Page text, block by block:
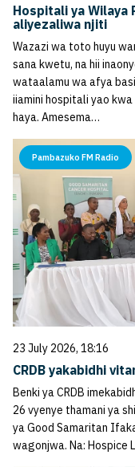
Hospitali ya Wilaya
aliyezaliwa njiti
Wazazi wa toto huyu
sana kwetu, na hii
wataalamu wa afya
iiamini hospitali yao
haya. Amesema…
Pambazuko FM Radio
23 July 2026, 18:16
CRDB yakabidhi
Benki ya CRDB
26 vyenye thamani ya
ya Good Samaritan
wagonjwa. Na: Hospice